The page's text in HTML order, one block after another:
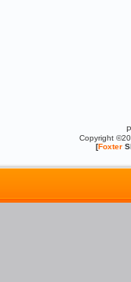
Copyright
[Foxter